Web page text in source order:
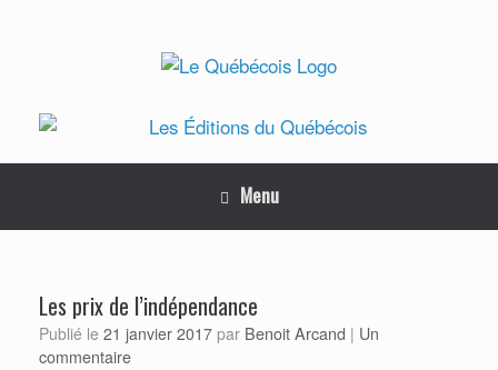
Menu
Les prix de l’indépendance
Publié le 21 janvier 2017 par Benoit Arcand | Un
commentaire